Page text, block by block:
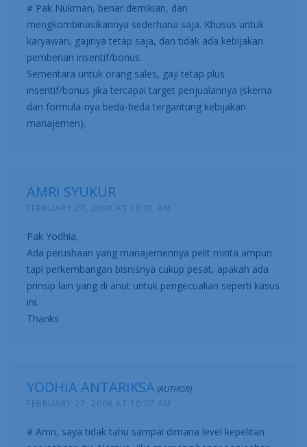
# Pak Nukman, benar demikian, dan
mengkombinasikannya sederhana saja. Khusus untuk
karyawan, gajinya tetap saja, dan tidak ada kebijakan
pemberian insentif/bonus.
Sementara untuk orang sales, gaji tetap plus
insentif/bonus jika tercapai target penjualannya (skema
dan formula-nya beda-beda tergantung kebijakan
manajemen).
AMRI SYUKUR
FEBRUARY 27, 2008 AT 10:01 AM
Pak Yodhia,
Ada perushaan yang manajemennya pelit minta ampun
tapi perkembangan bisnisnya cukup pesat, apakah ada
prinsip lain yang di anut untuk pengecualian seperti kasus
ini.
Thanks
YODHIA ANTARIKSA
FEBRUARY 27, 2008 AT 10:07 AM
# Amri, saya tidak tahu sampai dimana level kepelitan